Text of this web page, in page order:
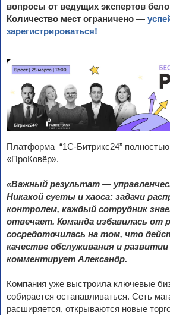
вопросы от ведущих экспертов
Количество мест ограничено —
зарегистрироваться!
Платформа “1С-Битрикс24”
«ПроКовёр».
«Важный результат —
Никакой суеты и хаоса: задачи
контролем, каждый сотрудник
отвечает. Команда избавилась от
сосредоточилась на том, что
качестве обслуживания и
комментирует Александр.
Компания уже выстроила ключевые
собирается останавливаться. Сеть
расширяется, открываются новые